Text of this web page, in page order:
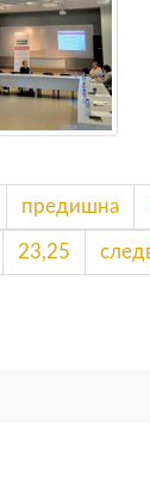
предишна
23,25